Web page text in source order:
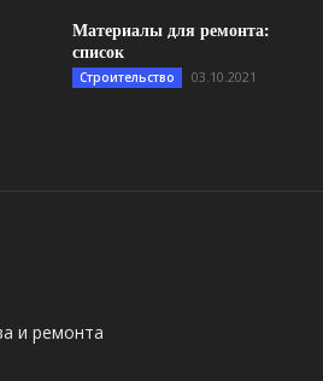
Материалы для ремонта:
список
Строительство 03.10.2021
и ремонта